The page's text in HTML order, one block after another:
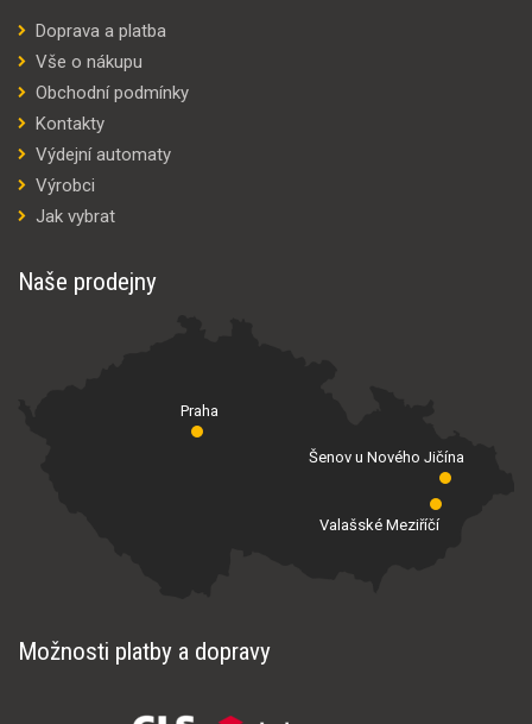
Doprava a platba
Vše o nákupu
Obchodní podmínky
Kontakty
Výdejní automaty
Výrobci
Jak vybrat
Naše prodejny
Praha
Valašské Meziříčí
Šenov u Nového Jičína
Možnosti platby a dopravy